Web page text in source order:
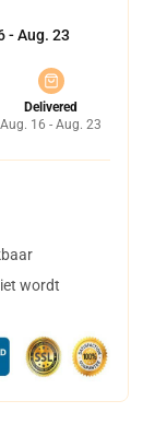
- Aug. 23
Delivered
Aug. 16 - Aug. 23
wordt